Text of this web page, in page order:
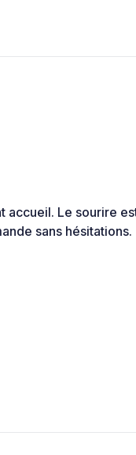
accueil. Le sourire
sans hésitations.